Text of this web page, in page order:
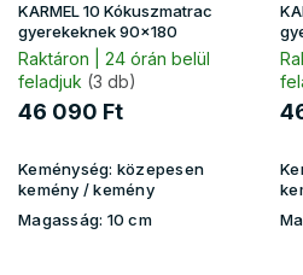
KARMEL 10 Kókuszmatrac
gyerekeknek 90x180
Raktáron | 24 órán belül
feladjuk (3 db)
46 090 Ft
Keménység: közepesen
kemény / kemény
Magasság: 10 cm